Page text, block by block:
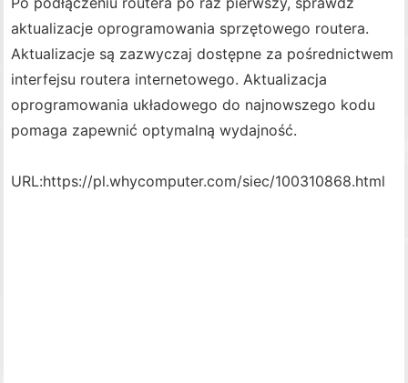
aktualizacje oprogramowania sprzętowego routera.
Aktualizacje są zazwyczaj dostępne za pośrednictwem
interfejsu routera internetowego. Aktualizacja
oprogramowania układowego do najnowszego kodu
pomaga zapewnić optymalną wydajność.
URL:https://pl.whycomputer.com/siec/100310868.html